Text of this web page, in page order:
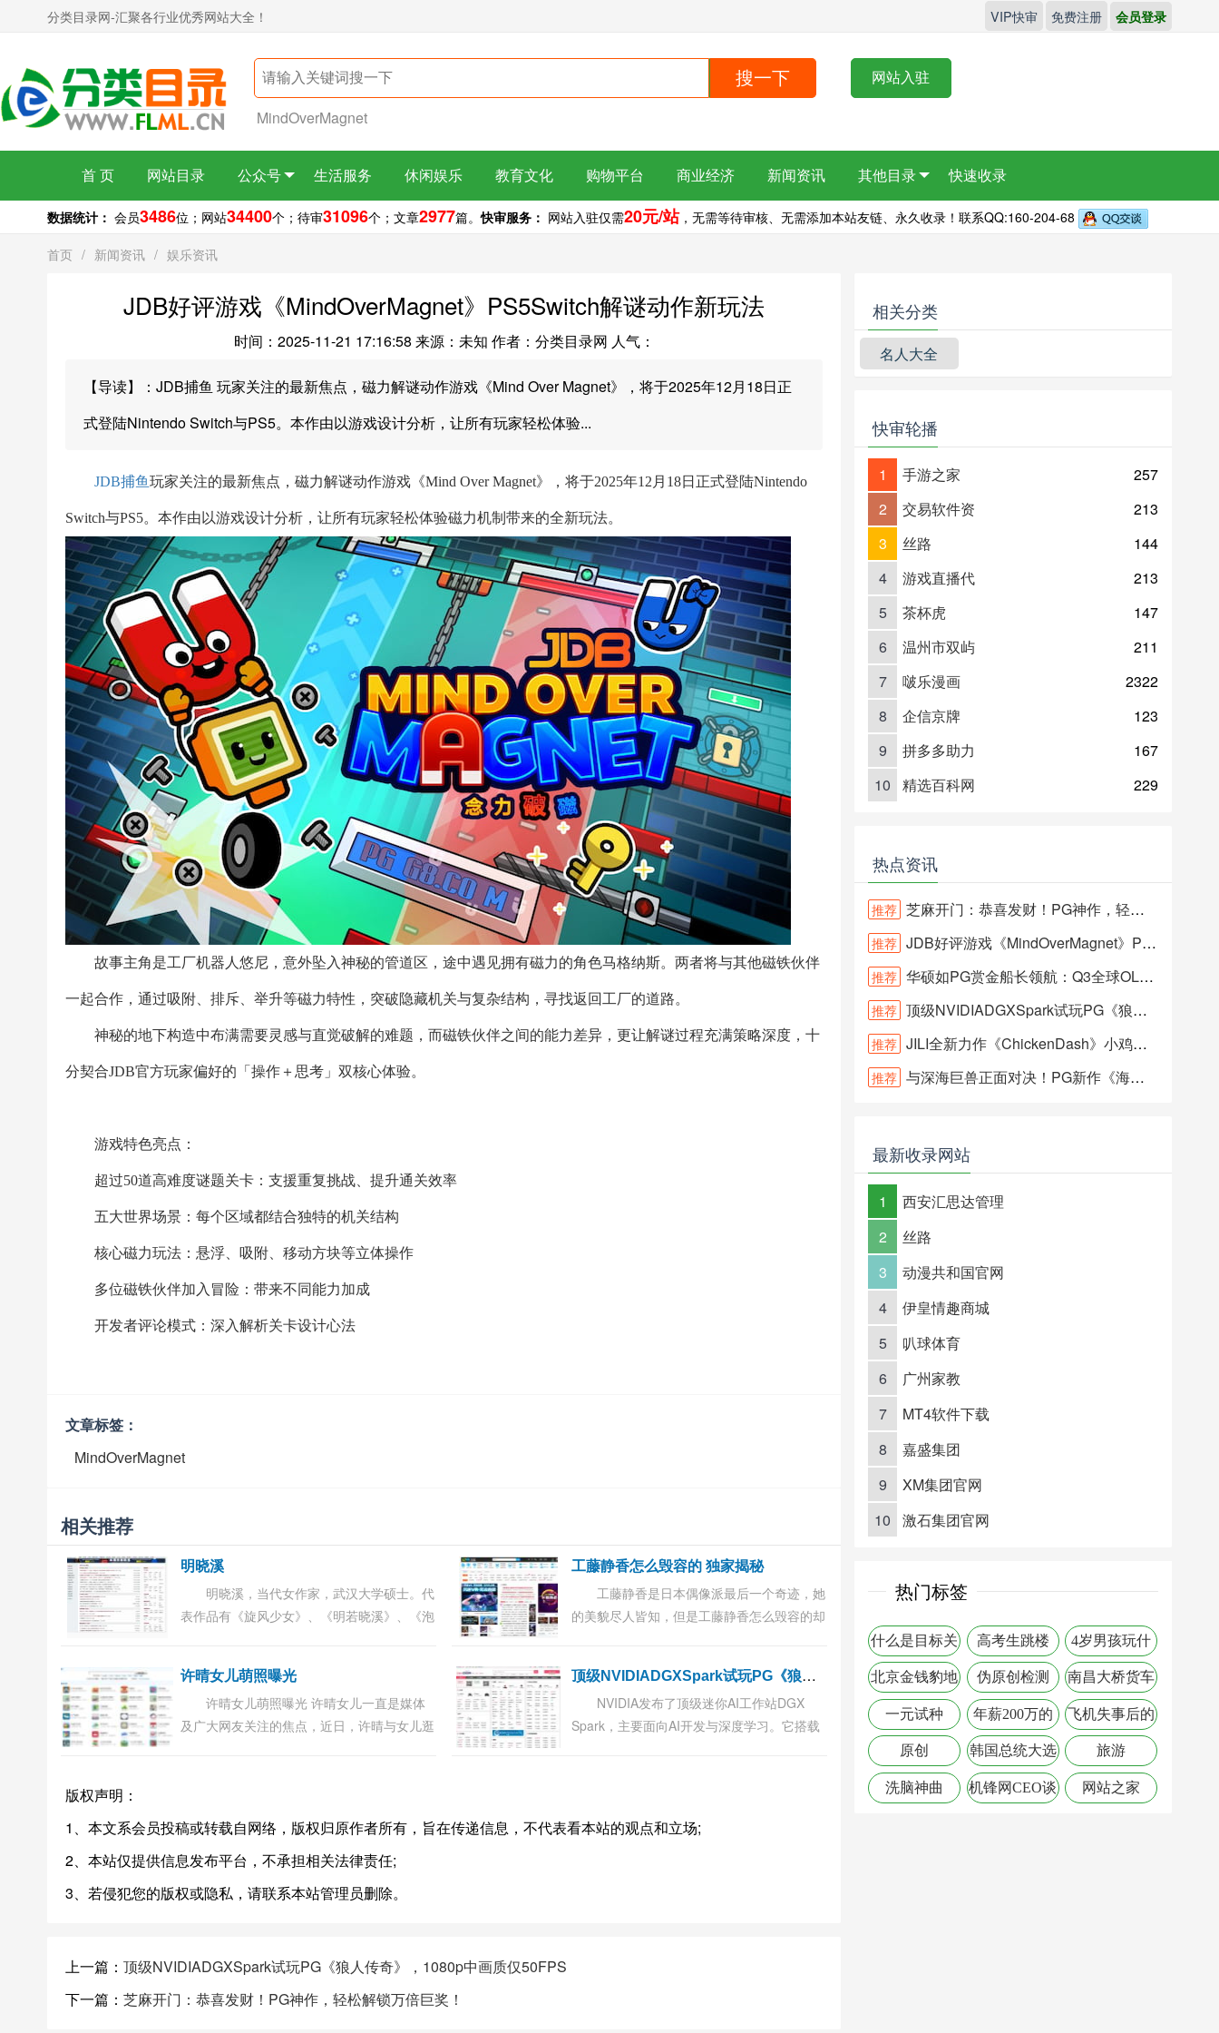
分类目录网-汇聚各行业优秀网站大全！ VIP快审 免费注册 会员登录
搜一下 网站入驻
MindOverMagnet
首 页 网站目录 公众号 生活服务 休闲娱乐 教育文化 购物平台 商业经济 新闻资讯 其他目录 快速收录
数据统计： 会员3486位； 网站34400个； 待审31096个； 文章2977篇。快审服务： 网站入驻仅需20元/站，无需等待审核、无需添加本站友链、永久收录！联系QQ:160-204-68
首页 / 新闻资讯 / 娱乐资讯
JDB好评游戏《MindOverMagnet》PS5Switch解谜动作新玩法
时间：2025-11-21 17:16:58 来源：未知 作者：分类目录网 人气：
【导读】：JDB捕鱼 玩家关注的最新焦点，磁力解谜动作游戏《Mind Over Magnet》，将于2025年12月18日正
式登陆Nintendo Switch与PS5。本作由以游戏设计分析，让所有玩家轻松体验...
JDB捕鱼玩家关注的最新焦点，磁力解谜动作游戏《Mind Over Magnet》，将于2025年12月18日正式登陆Nintendo
Switch与PS5。本作由以游戏设计分析，让所有玩家轻松体验磁力机制带来的全新玩法。
故事主角是工厂机器人悠尼，意外坠入神秘的管道区，途中遇见拥有磁力的角色马格纳斯。两者将与其他磁铁伙伴
一起合作，通过吸附、排斥、举升等磁力特性，突破隐藏机关与复杂结构，寻找返回工厂的道路。
神秘的地下构造中布满需要灵感与直觉破解的难题，而磁铁伙伴之间的能力差异，更让解谜过程充满策略深度，十
分契合JDB官方玩家偏好的「操作＋思考」双核心体验。
游戏特色亮点：
超过50道高难度谜题关卡：支援重复挑战、提升通关效率
五大世界场景：每个区域都结合独特的机关结构
核心磁力玩法：悬浮、吸附、移动方块等立体操作
多位磁铁伙伴加入冒险：带来不同能力加成
开发者评论模式：深入解析关卡设计心法
文章标签：
MindOverMagnet
相关推荐
明晓溪
明晓溪，当代女作家，武汉大学硕士。代
表作品有《旋风少女》、《明若晓溪》、《泡
磅发布，...
工藤静香怎么毁容的 独家揭秘
工藤静香是日本偶像派最后一个奇迹，她
的美貌尽人皆知，但是工藤静香怎么毁容的却
月才...
许晴女儿萌照曝光
许晴女儿萌照曝光 许晴女儿一直是媒体
及广大网友关注的焦点，近日，许晴与女儿逛
顶
级NVIDIADGXSpark试玩PG《狼人传奇》，1080p中画质仅50FPS
NVIDIA发布了顶级迷你AI工作站DGX
Spark，主要面向AI开发与深度学习。它搭载
版权声明：
1、本文系会员投稿或转载自网络，版权归原作者所有，旨在传递信息，不代表看本站的观点和立场;
2、本站仅提供信息发布平台，不承担相关法律责任;
3、若侵犯您的版权或隐私，请联系本站管理员删除。
上一篇： 顶级NVIDIADGXSpark试玩PG《狼人传奇》，1080p中画质仅50FPS
下一篇： 芝麻开门：恭喜发财！PG神作，轻松解锁万倍巨奖！
相关分类
名人大全
快审轮播
1 手游之家
257
2
交易软件资
213
3
丝路
144
4
游戏直播代
213
5
茶杯虎
147
6
温州市双屿
211
7
啵乐漫画
2322
8
企信京牌
123
9
拼多多助力
167
10
精选百科网 229
热点资讯
推荐 芝麻开门：恭喜发财！PG神作，轻松解锁万倍巨奖！
推荐 JDB好评游戏《MindOverMagnet》PS5Switch解谜动作新玩法
推荐 华硕如PG赏金船长领航：Q3全球OLED显示器出货量首登顶
推荐 顶级NVIDIADGXSpark试玩PG《狼人传奇》，1080p中画质仅50FPS
推荐 JILI全新力作《ChickenDash》小鸡的生存大作战！
推荐 与深海巨兽正面对决！PG新作《海怪传说》试玩体验大揭秘
最新收录网站
1
西安汇思达管理
2
丝路
3
动漫共和国官网
4
伊皇情趣商城
5
叭球体育
6
广州家教
7
MT4软件下载
8
嘉盛集团
9
XM集团官网
10
激石集团官网
热门标签
什么是目标关
键词
高考生跳楼
4岁男孩玩什
么玩具
北京金钱豹地
址
伪原创检测
南昌大桥货车
起火
一元试种
年薪200万的
工作
飞机失事后的
风流事
原创
韩国总统大选
文在寅
旅游
洗脑神曲
机锋网CEO谈
网站之家